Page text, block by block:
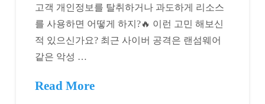
고객 개인정보를 탈취하거나 과도하게 리소스
를 사용하면 어떻게 하지?🔥 이런 고민 해보신
적 있으신가요? 최근 사이버 공격은 랜섬웨어
같은 악성 …
Read More